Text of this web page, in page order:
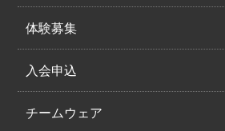
体験募集
入会申込
チームウェア